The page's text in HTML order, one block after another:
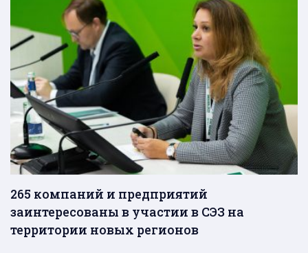
265 компаний и предприятий
заинтересованы в участии в СЭЗ на
территории новых регионов